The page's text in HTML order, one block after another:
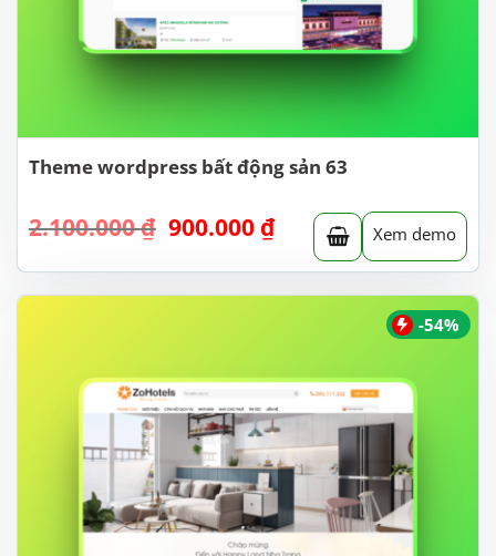
Theme wordpress bất động sản 63
2.100.000₫ Giá
là:
2.100.000 ₫.
900.000 ₫Giá
hiện
tại
là:
Xem demo
-54%